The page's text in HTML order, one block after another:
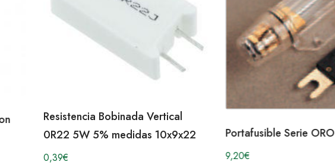
Resistencia Bobinada Vertical
0R22 5W 5% medidas 10x9x22
0,39€
Portafusible Serie ORO
9,20€